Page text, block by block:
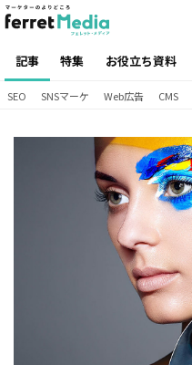
記事 特集 お役立ち資料
SEO SNSマーケ Web広告 CMS